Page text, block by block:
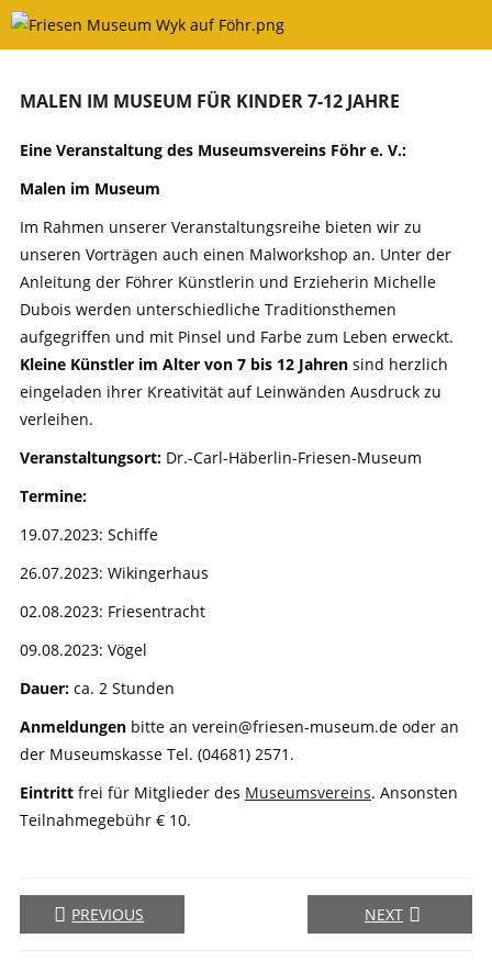
Skip
MALEN IM MUSEUM FÜR KINDER 7-12 JAHRE
Eine Veranstaltung des Museumsvereins Föhr e. V.:
Malen im Museum
Im Rahmen unserer Veranstaltungsreihe bieten wir zu
unseren Vorträgen auch einen Malworkshop an. Unter der
Anleitung der Föhrer Künstlerin und Erzieherin Michelle
Dubois werden unterschiedliche Traditionsthemen
aufgegriffen und mit Pinsel und Farbe zum Leben erweckt.
Kleine Künstler im Alter von 7 bis 12 Jahrensind herzlich
eingeladen ihrer Kreativität auf Leinwänden Ausdruck zu
verleihen.
Veranstaltungsort:Dr.-Carl-Häberlin-Friesen-Museum
Termine:
19.07.2023: Schiffe
26.07.2023: Wikingerhaus
02.08.2023: Friesentracht
09.08.2023: Vögel
Dauer:ca. 2 Stunden
Anmeldungenbitte an verein@friesen-museum.de oder an
der Museumskasse Tel. (04681) 2571.
Eintrittfrei für Mitglieder des Museumsvereins. Ansonsten
Teilnahmegebühr € 10.
PREVIOUS NEXT